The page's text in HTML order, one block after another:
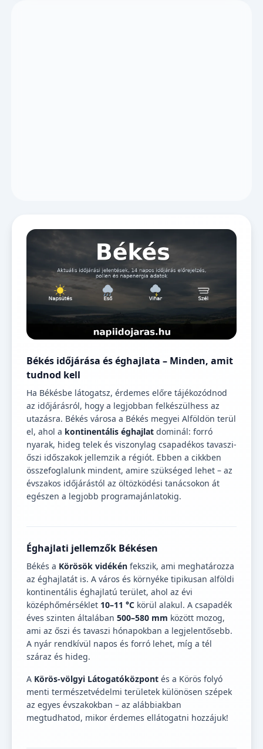
Békés időjárása és éghajlata – Minden, amit
tudnod kell
Ha Békésbe látogatsz, érdemes előre tájékozódnod
az időjárásról, hogy a legjobban felkészülhess az
utazásra. Békés városa a Békés megyei Alföldön terül
el, ahol a kontinentális éghajlat dominál: forró
nyarak, hideg telek és viszonylag csapadékos tavaszi-
őszi időszakok jellemzik a régiót. Ebben a cikkben
összefoglalunk mindent, amire szükséged lehet – az
évszakos időjárástól az öltözködési tanácsokon át
egészen a legjobb programajánlatokig.
Éghajlati jellemzők Békésen
Békés a Körösök vidékén fekszik, ami meghatározza
az éghajlatát is. A város és környéke tipikusan alföldi
kontinentális éghajlatú terület, ahol az évi
középhőmérséklet 10–11 °C körül alakul. A csapadék
éves szinten általában 500–580 mm között mozog,
ami az őszi és tavaszi hónapokban a legjelentősebb.
A nyár rendkívül napos és forró lehet, míg a tél
száraz és hideg.
A Körös-völgyi Látogatóközpont és a Körös folyó
menti természetvédelmi területek különösen szépek
az egyes évszakokban – az alábbiakban
megtudhatod, mikor érdemes ellátogatni hozzájuk!